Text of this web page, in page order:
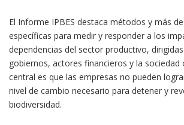
El Informe IPBES destaca métodos y más
específicas para medir y responder a los
dependencias del sector productivo,
gobiernos, actores financieros y la sociedad
central es que las empresas no pueden
nivel de cambio necesario para detener y
biodiversidad.